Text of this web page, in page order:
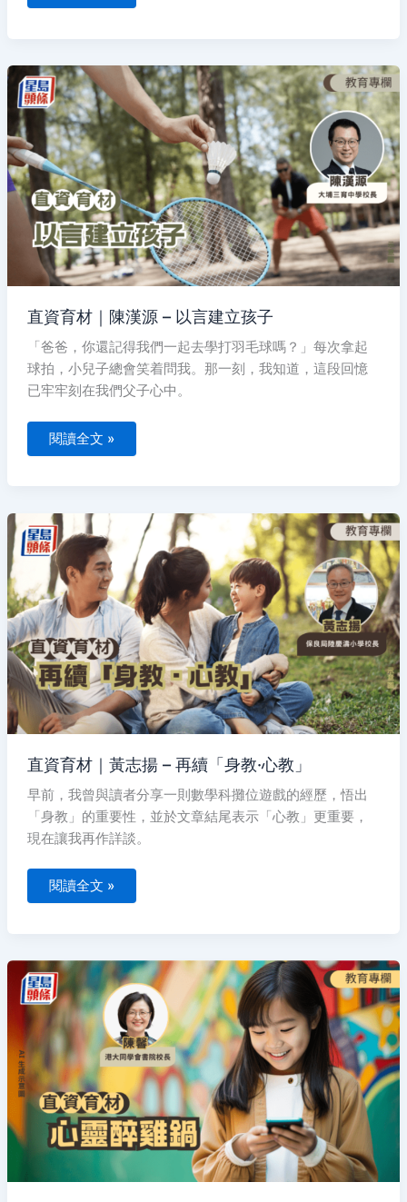
直資育材｜陳漢源 – 以言建立孩子
「爸爸，你還記得我們一起去學打羽毛球嗎？」每次拿起
球拍，小兒子總會笑着問我。那一刻，我知道，這段回憶
已牢牢刻在我們父子心中。
直
資
育
材
｜
陳
漢
源
–
以
言
建
立
孩
子
閱讀全文 »
直資育材｜黃志揚 – 再續「身教·心教」
早前，我曾與讀者分享一則數學科攤位遊戲的經歷，悟出
「身教」的重要性，並於文章結尾表示「心教」更重要，
現在讓我再作詳談。
直
資
育
材
｜
黃
志
揚
–
再
續
「身
教
·
心
教」
閱讀全文 »
直
資
育
材
｜
陳
馨
–
心
靈
醉
雞
鍋